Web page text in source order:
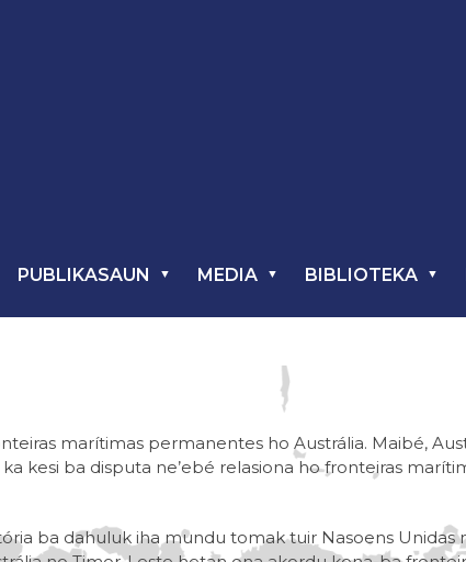
PUBLIKASAUN MEDIA BIBLIOTEKA
marítimas permanentes ho Austrália. Maibé,
kesi ba disputa ne’ebé relasiona ho fronteiras
ba dahuluk iha mundu tomak tuir Nasoens Unidas